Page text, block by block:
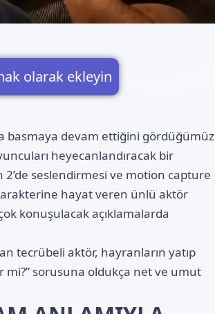
olarak ekleyin
basmaya devam ettiğini gördüğümüz
heyecanlandıracak bir
2’de seslendirmesi ve motion capture
hayat veren ünlü aktör
konuşulacak açıklamalarda
tecrübeli aktör, hayranların yatıp
mi?” sorusuna oldukça net ve umut